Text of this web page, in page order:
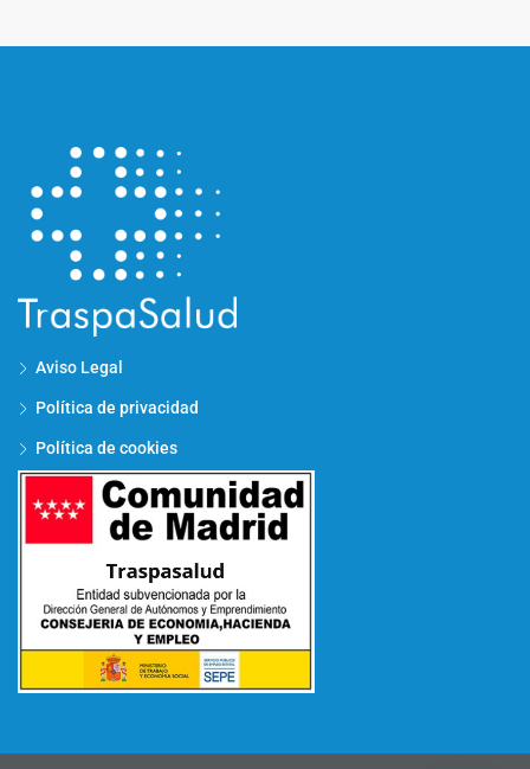
Aviso Legal
Política de privacidad
Política de cookies